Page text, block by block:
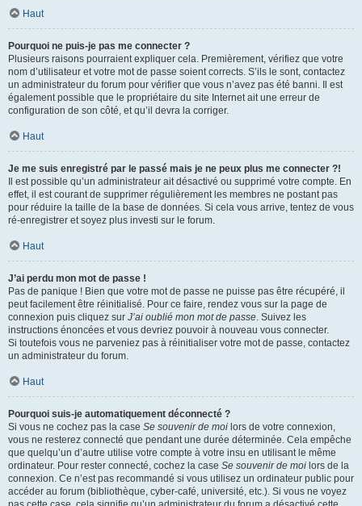
Haut
Pourquoi ne puis-je pas me connecter ?
Plusieurs raisons pourraient expliquer cela. Premièrement, vérifiez que votre
nom d’utilisateur et votre mot de passe soient corrects. S’ils le sont, contactez
un administrateur du forum pour vérifier que vous n’avez pas été banni. Il est
également possible que le propriétaire du site Internet ait une erreur de
configuration de son côté, et qu’il devra la corriger.
Haut
Je me suis enregistré par le passé mais je ne peux plus me connecter ?!
Il est possible qu’un administrateur ait désactivé ou supprimé votre compte. En
effet, il est courant de supprimer régulièrement les membres ne postant pas
pour réduire la taille de la base de données. Si cela vous arrive, tentez de vous
ré-enregistrer et soyez plus investi sur le forum.
Haut
J’ai perdu mon mot de passe !
Pas de panique ! Bien que votre mot de passe ne puisse pas être récupéré, il
peut facilement être réinitialisé. Pour ce faire, rendez vous sur la page de
connexion puis cliquez sur J’ai oublié mon mot de passe. Suivez les
instructions énoncées et vous devriez pouvoir à nouveau vous connecter.
Si toutefois vous ne parveniez pas à réinitialiser votre mot de passe, contactez
un administrateur du forum.
Haut
Pourquoi suis-je automatiquement déconnecté ?
Si vous ne cochez pas la case Se souvenir de moi lors de votre connexion,
vous ne resterez connecté que pendant une durée déterminée. Cela empêche
que quelqu’un d’autre utilise votre compte à votre insu en utilisant le même
ordinateur. Pour rester connecté, cochez la case Se souvenir de moi lors de la
connexion. Ce n’est pas recommandé si vous utilisez un ordinateur public pour
accéder au forum (bibliothèque, cyber-café, université, etc.). Si vous ne voyez